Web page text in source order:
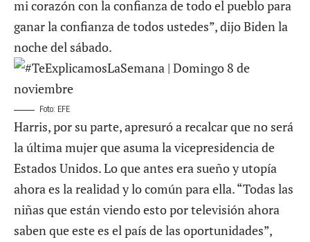
mi corazón con la confianza de todo el pueblo para
ganar la confianza de todos ustedes”,dijoBiden la
noche del sábado.
Foto: EFE
Harris, por su parte,apresuró a recalcarque no será
la última mujer que asuma la vicepresidencia de
Estados Unidos. Lo que antes era sueño y utopía
ahora es la realidad y lo común para ella. “Todas las
niñas que están viendo esto por televisión ahora
saben que este es el país de las oportunidades”,